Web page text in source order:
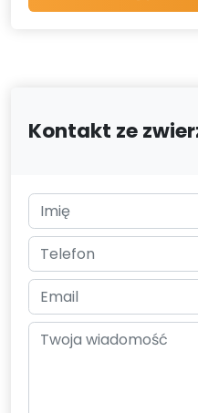
Kontakt ze